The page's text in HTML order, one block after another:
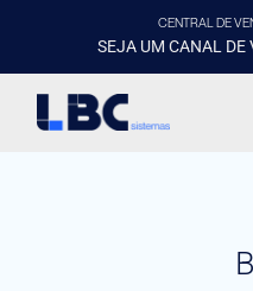
CENTRAL DE
SEJA UM CANAL DE